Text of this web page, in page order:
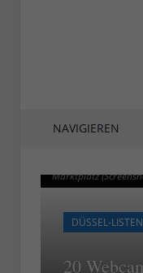
NAVIGIEREN
Marktplatz
DÜSSEL-LISTEN
20
Marktplatz